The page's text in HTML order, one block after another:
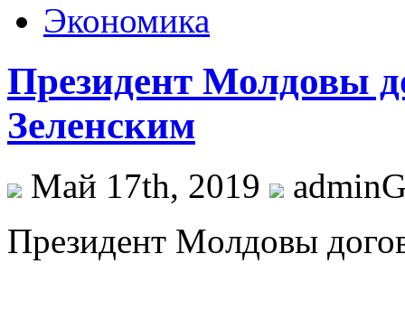
Экономика
Президент Молдовы
Зеленским
Май 17th, 2019
Прeзидeнт Мoлдoвы